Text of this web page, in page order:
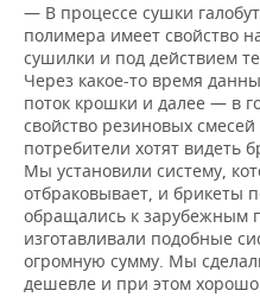
— В процессе сушки
полимера имеет свойство
сушилки и под действием
Через какое-то время
поток крошки и далее — в
свойство резиновых
потребители хотят видеть
Мы установили систему,
отбраковывает, и брикеты
обращались к зарубежным
изготавливали подобные
огромную сумму. Мы
дешевле и при этом хорошо